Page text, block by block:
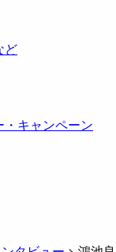
ど
・キャンペーン